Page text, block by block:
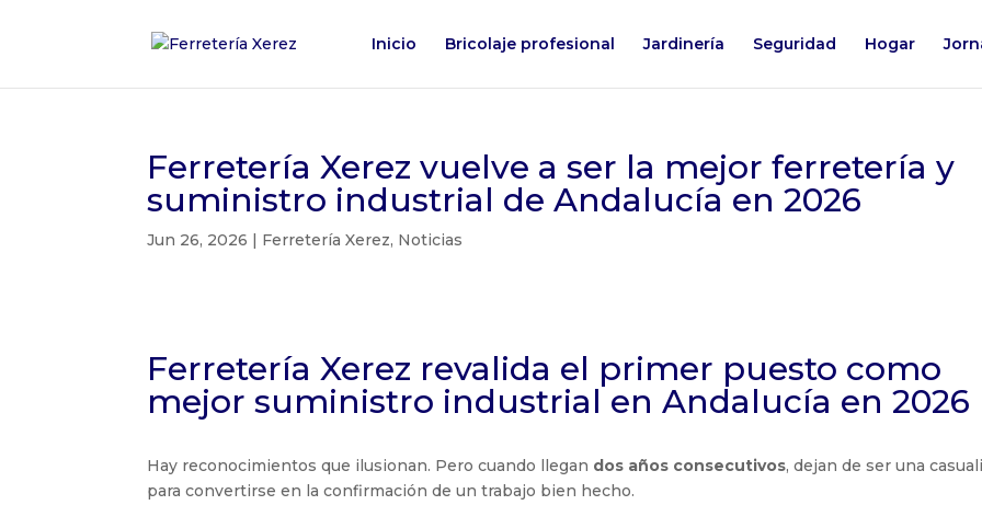
Inicio Bricolaje profesional Jardinería Seguridad Hogar
Ferretería Xerez vuelve a ser la mejor ferretería y
suministro industrial de Andalucía en 2026
Jun 26, 2026 | Ferretería Xerez, Noticias
Ferretería Xerez revalida el primer puesto como
mejor suministro industrial en Andalucía en 2026
Hay reconocimientos que ilusionan. Pero cuando llegan dos años consecutivos, dejan de ser una
para convertirse en la confirmación de un trabajo bien hecho.